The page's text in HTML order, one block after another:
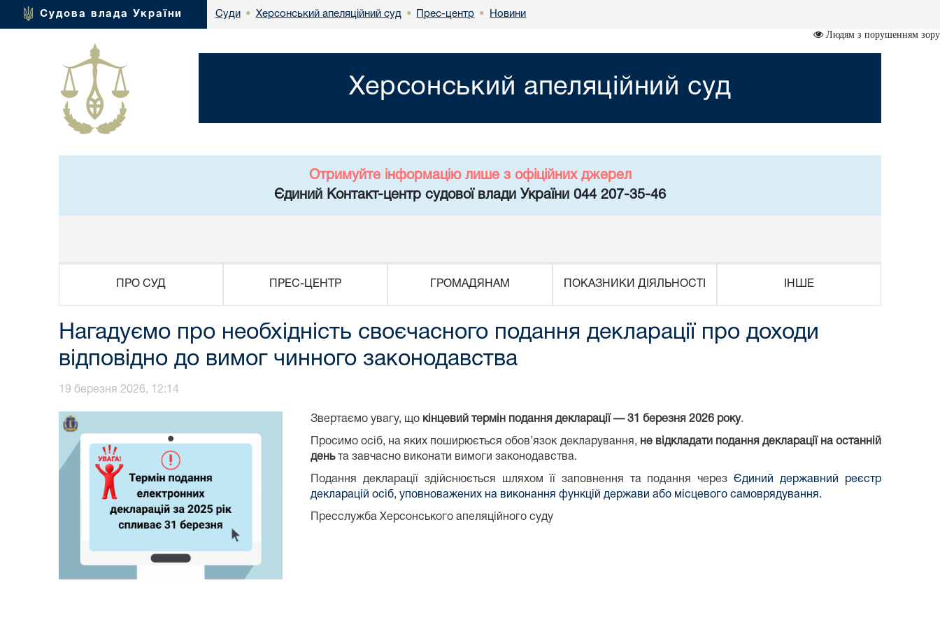
Судова влада України Суди • Херсонський апеляційний суд • Прес-центр • Новини
Людям з порушенням зору
Херсонський апеляційний суд
Отримуйте інформацію лише з офіційних джерел
Єдиний Контакт-центр судової влади України 044 207-35-46
ПРО СУД ПРЕС-ЦЕНТР ГРОМАДЯНАМ ПОКАЗНИКИ ДІЯЛЬНОСТІ ІНШЕ
Нагадуємо про необхідність своєчасного подання декларації про доходи
відповідно до вимог чинного законодавства
19 березня 2026, 12:14
Звертаємо увагу, що кінцевий термін подання декларації — 31 березня 2026 року.
Просимо осіб, на яких поширюється обов’язок декларування, не відкладати подання декларації на останній
деньта завчасно виконати вимоги законодавства.
Подання декларації здійснюється шляхом її заповнення та подання черезЄдиний державний реєстр
декларацій осіб, уповноважених на виконання функцій держави або місцевого самоврядування.
Пресслужба Херсонського апеляційного суду